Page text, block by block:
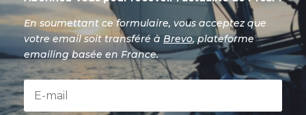
En soumettant ce formulaire, vous acceptez que
votre email soit transféré à Brevo, plateforme
emailing basée en France.